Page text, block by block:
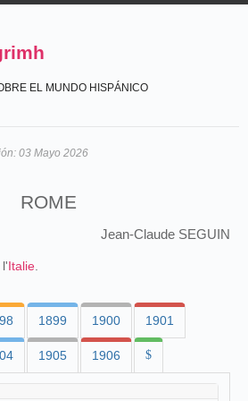
EL MUNDO HISPÁNICO
03 Mayo 2026
ROME
Jean-Claude SEGUIN
Italie
1899 1900 1901
1905 1906 $